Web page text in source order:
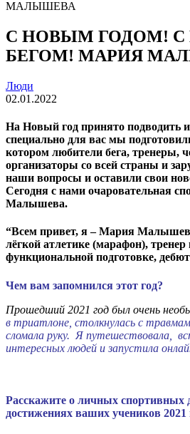
С НОВЫМ ГОДОМ!
БЕГОМ! МАРИЯ
Люди
02.01.2022
На Новый год принято подводить
специально для вас мы
котором любители бега, тренеры,
организаторы со всей страны и
наши вопросы и оставили свои
Сегодня с нами очаровательная
Малышева.
“Всем привет, я – Мария
лёгкой атлетике (марафон), тренер
функциональной подготовке,
Чем вам запомнился этот год?
Прошедший 2021 год был очень
в триатлоне, столкнулась с
сломала руку. Я путешествовала,
интересных людей и запустила
Расскажите о личных спортивных
достижениях ваших учеников 2021